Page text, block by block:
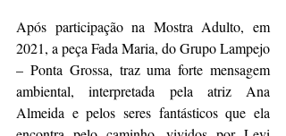
Após participação na Mostra Adulto, em
2021, a peça Fada Maria, do Grupo Lampejo
– Ponta Grossa, traz uma forte mensagem
ambiental, interpretada pela atriz Ana
Almeida e pelos seres fantásticos que ela